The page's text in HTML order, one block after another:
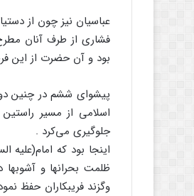
عباسیان نیز چون از
فشاری از طرف آنان
بود و آن حضرت از این
پیشوای ششم در چنین
اسلامی از مسیر
جلوگیری می‌کرد .
اینجا بود که
ظلمت بحرانها و
وگزند فریبکاران حفظ